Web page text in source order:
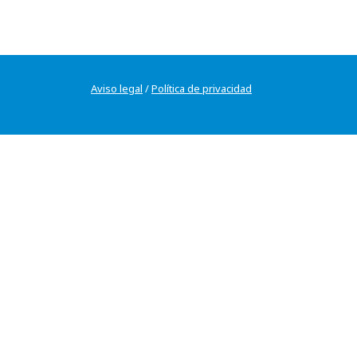
Aviso legal /Política de privacidad